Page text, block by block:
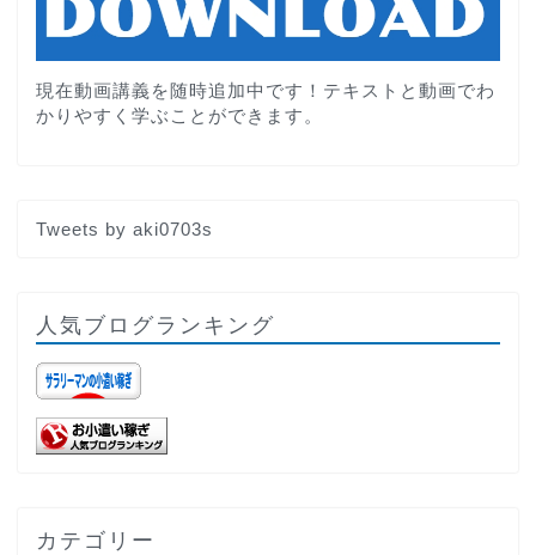
現在動画講義を随時追加中です！テキストと動画でわ
かりやすく学ぶことができます。
Tweets by aki0703s
人気ブログランキング
カテゴリー